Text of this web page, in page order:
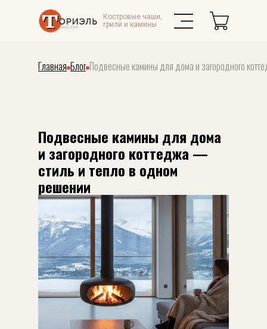
Костровые чаши,
грили и камины
Главная Блог Подвесные камины для дома и загородного
Подвесные камины для дома
и загородного коттеджа —
стиль и тепло в одном
решении